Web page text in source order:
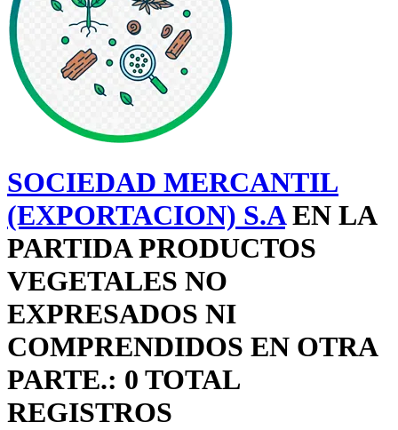
SOCIEDAD MERCANTIL
(EXPORTACION) S.AEN LA
PARTIDA PRODUCTOS
VEGETALES NO
EXPRESADOS NI
COMPRENDIDOS EN OTRA
PARTE.: 0 TOTAL
REGISTROS